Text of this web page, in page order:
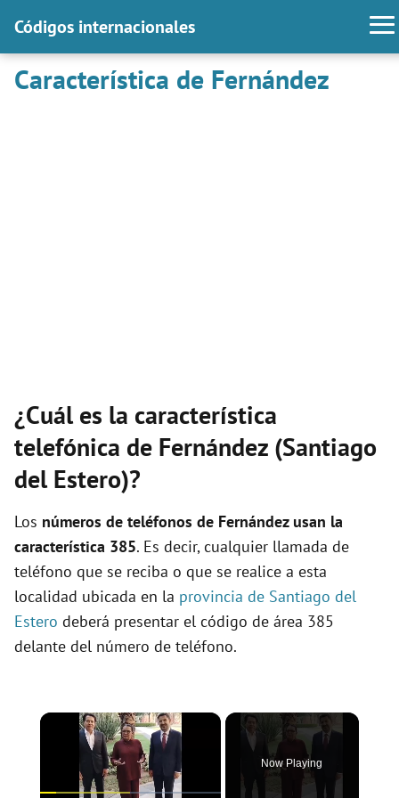
Códigos internacionales
Característica de Fernández
¿Cuál es la característica
telefónica de Fernández (Santiago
del Estero)?
Los números de teléfonos de Fernández usan la
característica 385. Es decir, cualquier llamada de
teléfono que se reciba o que se realice a esta
localidad ubicada en la provincia de Santiago del
Estero deberá presentar el código de área 385
delante del número de teléfono.
×
Now Playing